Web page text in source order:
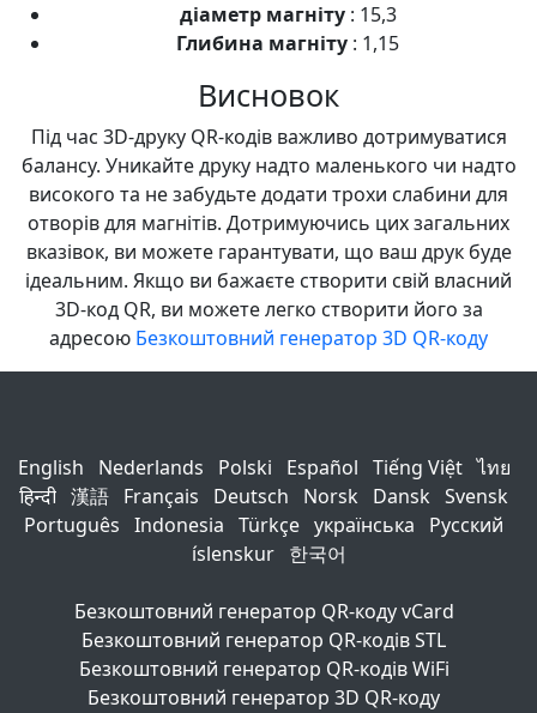
діаметр магніту: 15,3
Глибина магніту : 1,15
Висновок
Під час 3D-друку QR-кодів важливо дотримуватися
балансу. Уникайте друку надто маленького чи надто
високого та не забудьте додати трохи слабини для
отворів для магнітів. Дотримуючись цих загальних
вказівок, ви можете гарантувати, що ваш друк буде
ідеальним. Якщо ви бажаєте створити свій власний
3D-код QR, ви можете легко створити його за
адресою Безкоштовний генератор 3D QR-коду
English Nederlands Polski Español Tiếng Việt ไทย
हिन्दी 漢語 Français Deutsch Norsk Dansk Svensk
Português Indonesia Türkçe українська
Русский
íslenskur
한국어
Безкоштовний генератор QR-коду vCard
Безкоштовний генератор QR-кодів STL
Безкоштовний генератор QR-кодів WiFi
Безкоштовний генератор 3D QR-коду